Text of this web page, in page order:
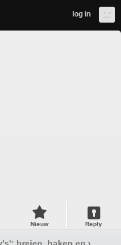
log in
Nieuw Reply